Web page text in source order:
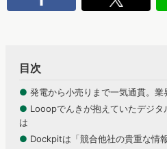
目次
● 発電から小売りまで一気通貫。業
● Looopでんきが抱えていたデジタ
は
● Dockpitは「競合他社の貴重な情